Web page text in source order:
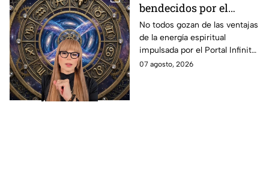
bendecidos por el
universo con suerte
espiritual a partir de
hoy 7 de agosto: los
horóscopos de Mhoni
No todos gozan de las ventajas
de la energía espiritual
impulsada por el Portal Infinito.
Mira de qué se trata y cómo
07 agosto, 2026